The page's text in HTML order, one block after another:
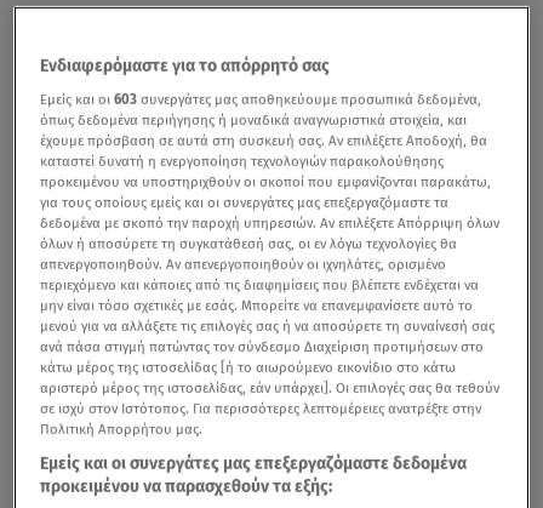
Ενδιαφερόμαστε για το απόρρητό σας
Εμείς και οι603 συνεργάτες μας αποθηκεύουμε προσωπικά δεδομένα,
όπως δεδομένα περιήγησης ή μοναδικά αναγνωριστικά στοιχεία, και
έχουμε πρόσβαση σε αυτά στη συσκευή σας. Αν επιλέξετε Αποδοχή, θα
καταστεί δυνατή η ενεργοποίηση τεχνολογιών παρακολούθησης
προκειμένου να υποστηριχθούν οι σκοποί που εμφανίζονται παρακάτω,
για τους οποίους εμείς και οι συνεργάτες μας επεξεργαζόμαστε τα
δεδομένα με σκοπό την παροχή υπηρεσιών. Αν επιλέξετε Απόρριψη όλων
όλων ή αποσύρετε τη συγκατάθεσή σας, οι εν λόγω τεχνολογίες θα
απενεργοποιηθούν. Αν απενεργοποιηθούν οι ιχνηλάτες, ορισμένο
περιεχόμενο και κάποιες από τις διαφημίσεις που βλέπετε ενδέχεται να
μην είναι τόσο σχετικές με εσάς. Μπορείτε να επανεμφανίσετε αυτό το
μενού για να αλλάξετε τις επιλογές σας ή να αποσύρετε τη συναίνεσή σας
ανά πάσα στιγμή πατώντας τον σύνδεσμο Διαχείριση προτιμήσεων στο
κάτω μέρος της ιστοσελίδας [ή το αιωρούμενο εικονίδιο στο κάτω
αριστερό μέρος της ιστοσελίδας, εάν υπάρχει]. Οι επιλογές σας θα τεθούν
σε ισχύ στον Ιστότοπος. Για περισσότερες λεπτομέρειες ανατρέξτε στην
Πολιτική Απορρήτου μας.
Εμείς και οι συνεργάτες μας επεξεργαζόμαστε δεδομένα
προκειμένου να παρασχεθούν τα εξής: